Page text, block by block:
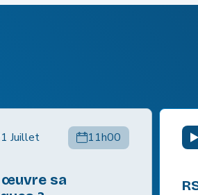
Juillet 11h00
savoir en 2026 !